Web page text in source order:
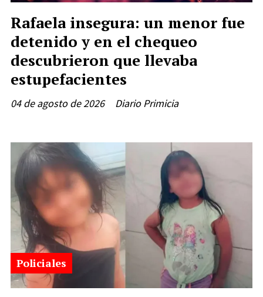
Rafaela insegura: un menor fue
detenido y en el chequeo
descubrieron que llevaba
estupefacientes
Diario Primicia
04 de agosto de 2026
Policiales